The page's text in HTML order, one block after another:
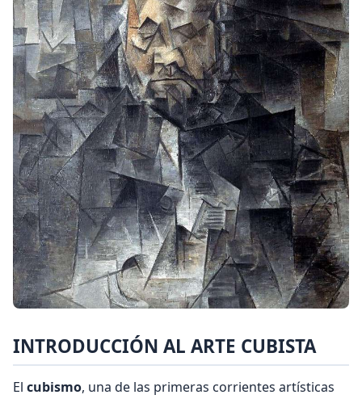
INTRODUCCIÓN AL ARTE CUBISTA
El cubismo, una de las primeras corrientes artísticas